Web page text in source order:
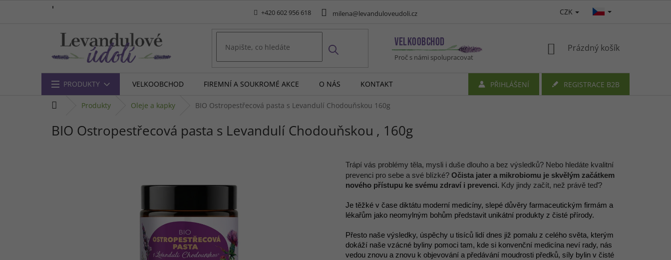
+420 602 956 618 milena@levanduloveudoli.cz CZK
VELKOOBCHOD
Proč s námi spolupracovat
NÁKUPNÍ
Prázdný košík
PRODUKTY VELKOOBCHOD FIREMNÍ A SOUKROMÉ AKCE O NÁS KONTAKT PŘIHLÁŠENÍ REGISTRACE B2B
produkty oleje a kapky BIO Ostropestřecová pasta s Levandulí Chodouňskou 160g
BIO Ostropestřecová pasta s Levandulí Chodouňskou 160g
Trápí vás problémy těla, mysli i duše dlouho a bez výsledků? Nebo hledáte kvalitní
prevenci pro sebe a své blízké? Očista jater a mikrobiomu je skvělým začátkem
nového přístupu ke svému zdraví i prevenci. Kdy jindy začít, než právě teď?
Je těžké v čase diktátu moderní medicíny, slepé důvěry farmaceutickým firmám a
lékařům jako neomylným bohům představit unikátní produkty z čisté přírody.
Přesto naše výsledky, úspěchy u tisíců lidí dnes již pomalu z celého světa, kterým
dokáží naše vzácné byliny pomoci tam, kde si konvenční medicína neví rady, nás
vedou znovu a znovu k objevování a předávání moudrosti předků, síly bylin v čisté